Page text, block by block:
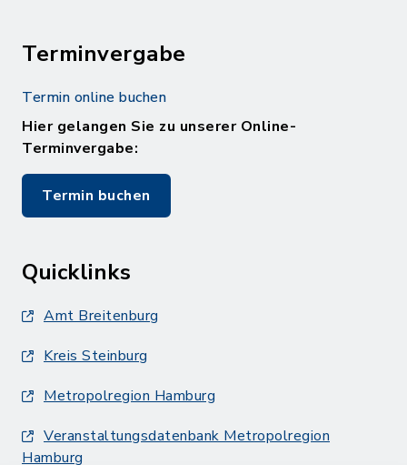
Terminvergabe
Termin online buchen
Hier gelangen Sie zu unserer Online-
Terminvergabe:
Termin buchen
Quicklinks
Amt Breitenburg
Kreis Steinburg
Metropolregion Hamburg
Veranstaltungsdatenbank Metropolregion
Hamburg